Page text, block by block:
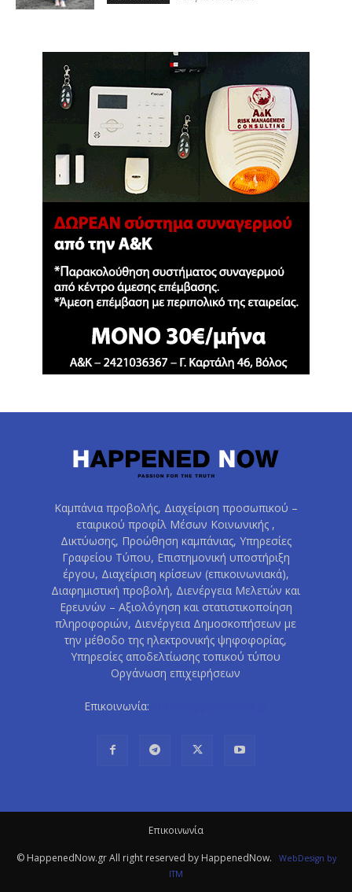
Καμπάνια προβολής, Διαχείριση προσωπικού –
εταιρικού προφίλ Μέσων Κοινωνικής ,
Δικτύωσης, Προώθηση καμπάνιας, Υπηρεσίες
Γραφείου Τύπου, Επιστημονική υποστήριξη
έργου, Διαχείριση κρίσεων (επικοινωνιακά),
Διαφημιστική προβολή, Διενέργεια Μελετών και
Ερευνών – Αξιολόγηση και στατιστικοποίηση
πληροφοριών, Διενέργεια Δημοσκοπήσεων με
την μέθοδο της ηλεκτρονικής ψηφοφορίας,
Υπηρεσίες αποδελτίωσης τοπικού τύπου
Οργάνωση επιχειρήσεων
Επικοινωνία:
Eπικοινωνία
© HappenedNow.gr All right reserved by HappenedNow. WebDesign by
ITM